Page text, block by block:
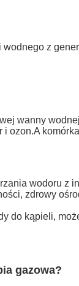
z
wanny
i ozon.A
wodoru z
zdrowy
do kąpieli,
gazowa?